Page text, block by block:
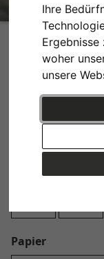
Ihre
Ergebnisse
woher
unsere
Dandelion Macro No. 5
Format
Papier